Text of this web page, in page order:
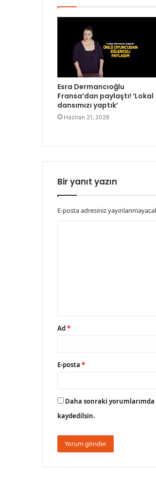
Esra Dermancıoğlu
Fransa’dan paylaştı! ‘Lokal
dansımızı yaptık’
Haziran 21, 2026
Bir yanıt yazın
E-posta adresiniz
Ad *
E-posta *
Daha sonraki yorumlarımda
kaydedilsin.